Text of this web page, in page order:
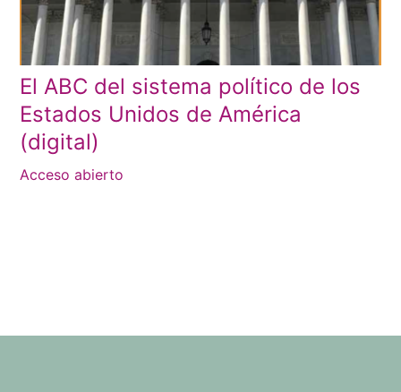
El ABC del sistema político de los
Estados Unidos de América
(digital)
Acceso abierto